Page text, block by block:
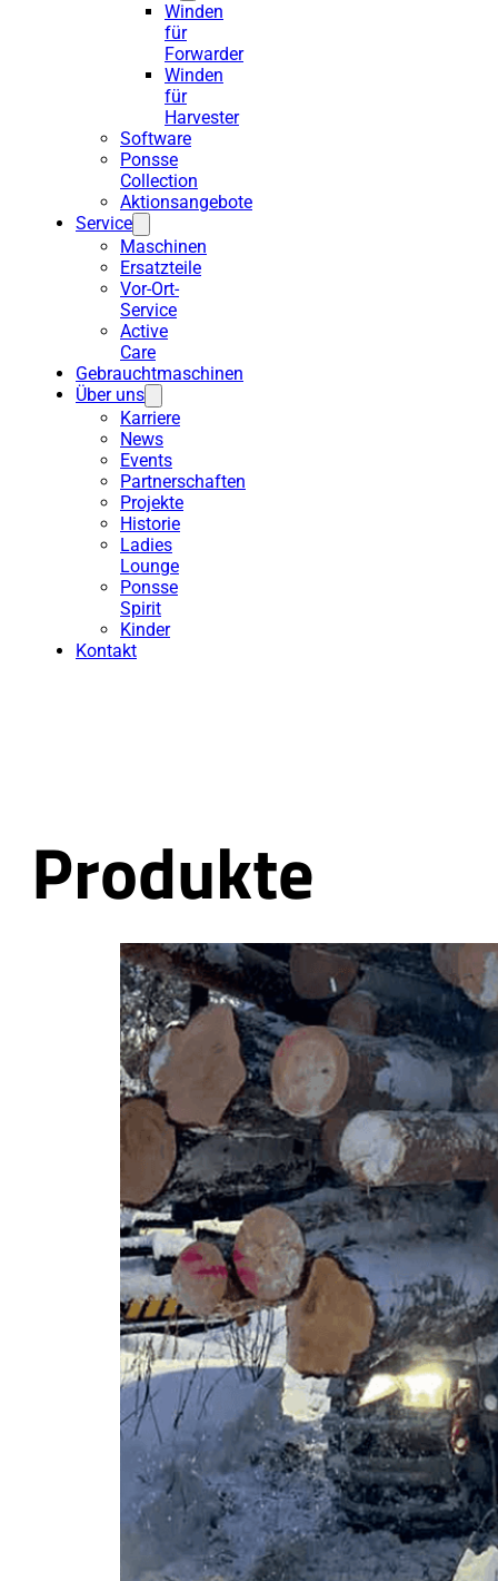
Winden
für
Forwarder
Winden
für
Harvester
Software
Ponsse
Collection
Aktionsangebote
Service
Maschinen
Ersatzteile
Vor-Ort-
Service
Active
Care
Gebrauchtmaschinen
Über uns
Karriere
News
Events
Partnerschaften
Projekte
Historie
Ladies
Lounge
Ponsse
Spirit
Kinder
Kontakt
Produkte